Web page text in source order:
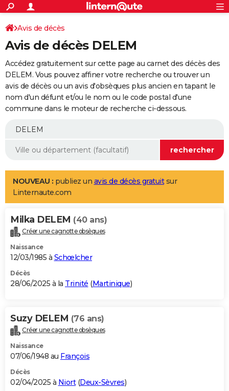
ACTUALITÉS
Politique
Société
Faits Divers
Education
Monde
Villes
+
SPORT
Coupe du monde 2026
Football
Tennis
Cyclisme
Rugby
Forum
Programme TV
TNT
Streaming
Cinéma
Sorties cinéma
Musique
+
FINANCE
Retraite
Epargne
Immobilier
Risques naturels par ville
Banque
Assurance
AUTO
Essais
Réserver un essai
Citadines
Berlines
SUV
Forum auto
+
Mobiles
Meilleur smartphone
Internet
Ordinateurs
Jeux vidéo
Guide high-tech
Aménagement intérieur
LIFESTYLE
Art de vivre
Bien-être
Loisirs
Mode
Modes de vie
Alimentation
Guide de la santé
Maladies
Médicaments
Sommeil
VOYAGE
Destinations
City break
Voyage nature
Voyage de noces
Forum
Climat
+PHOTO
GUIDES D'ACHAT
BONS PLANS
Carte de Noël
Carte Bonne année
Carte Saint-Valentin
Carte Pâques
Carte d'anniversaire
DICTIONNAIRE
Dictionnaire
Biographies
Citations
Expressions
Proverbes
PROGRAMME TV
S'inscrire
Se connecter
Lycées
Collèges
Primaires
Universités
Entreprises
Service militaire
Avis de recherche
AVIS DE DÉCÈS
Avis de décès
Avis de décès DELEM
Accédez gratuitement sur cette page au carnet des décès des
DELEM. Vous pouvez affiner votre recherche ou trouver un
avis de décès ou un avis d'obsèques plus ancien en tapant le
nom d'un défunt et/ou le nom ou le code postal d'une
commune dans le moteur de recherche ci-dessous.
NOUVEAU : publiez un avis de décès gratuitsur
Linternaute.com
Milka DELEM (40 ans)
Créer une cagnotte obsèques
Naissance
12/03/1985 à Schœlcher
Décès
28/06/2025 à la Trinité (Martinique)
Suzy DELEM (76 ans)
Créer une cagnotte obsèques
Naissance
07/06/1948 au François
Décès
02/04/2025 à Niort(Deux-Sèvres)